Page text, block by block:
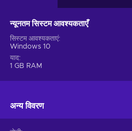
न्यूनतम सिस्टम आवश्यकताएँ
सिस्टम आवश्यकताएं
Windows 10
याद
1 GB RAM
अन्य विवरण